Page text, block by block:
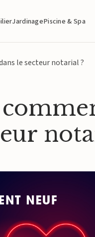
JardinagePiscine & Spa
le secteur notarial ?